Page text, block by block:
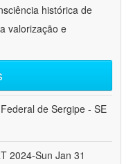
histórica de
valorização e
de Sergipe - SE
2024-Sun Jan 31